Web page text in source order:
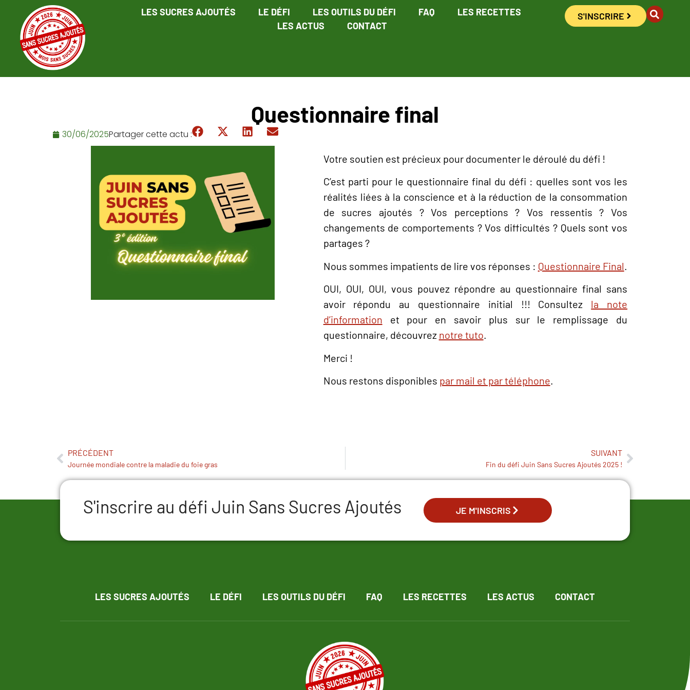
LES SUCRES AJOUTÉS LE DÉFI LES OUTILS DU DÉFI FAQ
LES RECETTES
LES ACTUS
CONTACT
S'INSCRIRE
Questionnaire final
30/06/2025Partager cette actu :
Votre soutien est précieux pour documenter le déroulé du défi !
C’est parti pour le questionnaire final du défi : quelles sont vos les
réalités liées à la conscience et à la réduction de la consommation
de sucres ajoutés ? Vos perceptions ? Vos ressentis ? Vos
changements de comportements ? Vos difficultés ? Quels sont vos
partages ?
Nous sommes impatients de lire vos réponses : Questionnaire Final
OUI, OUI, OUI, vous pouvez répondre au questionnaire final sans
avoir répondu au questionnaire initial !!! Consultez
la note
d’information
et pour en savoir plus sur le remplissage du
questionnaire, découvrez notre tuto.
Merci !
Nous restons disponibles par mail et par téléphone.
PRÉCÉDENT
Journée mondiale contre la maladie du foie gras
SUIVANT
Fin du défi Juin Sans Sucres Ajoutés 2025 !
S'inscrire au défi Juin Sans Sucres Ajoutés JE M'INSCRIS
LES SUCRES AJOUTÉS LE DÉFI LES OUTILS DU DÉFI FAQ LES RECETTES LES ACTUS CONTACT